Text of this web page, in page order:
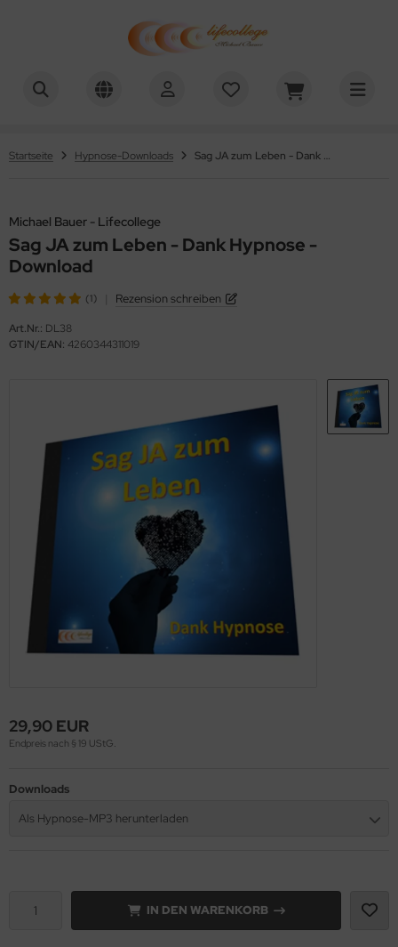
Startseite Hypnose-Downloads Sag JA zum Leben - Dank Hypnose - Download
Michael Bauer - Lifecollege
Sag JA zum Leben - Dank Hypnose -
Download
(1) Rezension schreiben
Art.Nr.: DL38
GTIN/EAN: 4260344311019
29,90 EUR
Endpreis nach § 19 UStG.
Downloads
Als Hypnose-MP3 herunterladen
IN DEN WARENKORB